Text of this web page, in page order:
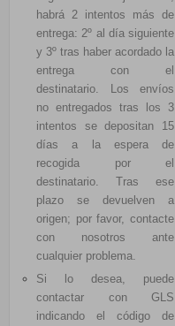
habrá 2 intentos más de
entrega: 2º al día siguiente
y 3º tras haber acordado la
entrega con el
destinatario. Los envíos
no entregados tras los 3
intentos se depositan 15
días a la espera de
recogida por el
destinatario. Tras ese
plazo se devuelven a
origen; por favor, contacte
con nosotros ante
cualquier problema.
Si lo desea, puede
contactar con GLS
indicando el código de